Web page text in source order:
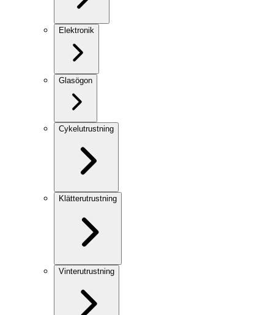
Elektronik
Glasögon
Cykelutrustning
Klätterutrustning
Vinterutrustning